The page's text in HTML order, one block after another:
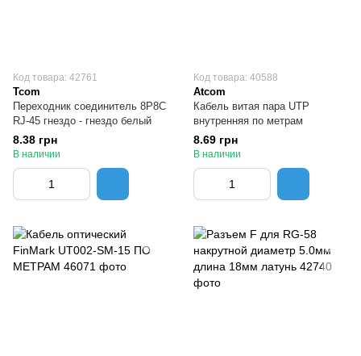
Код товара: 42761
Tcom
Переходник соединитель 8P8C
RJ-45 гнездо - гнездо белый
8.38 грн
В наличии
Код товара: 40588
Atcom
Кабель витая пара UTP
внутренняя по метрам
8.69 грн
В наличии